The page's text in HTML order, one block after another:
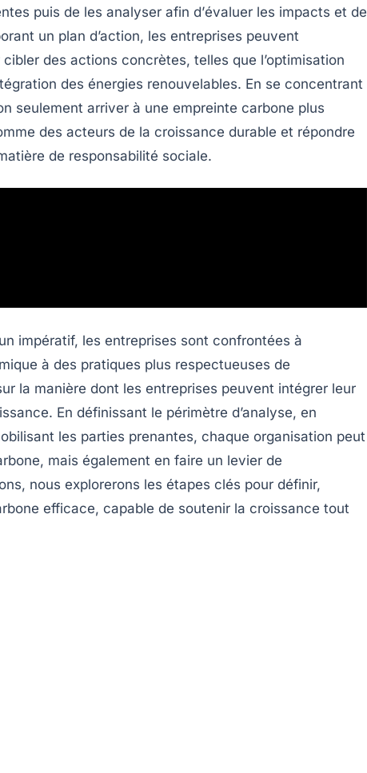
puis de les analyser afin d’évaluer les impacts et de
un plan d’action, les entreprises peuvent
des actions concrètes, telles que l’optimisation
des énergies renouvelables. En se concentrant
seulement arriver à une empreinte carbone plus
des acteurs de la croissance durable et répondre
de responsabilité sociale.
impératif, les entreprises sont confrontées à
à des pratiques plus respectueuses de
la manière dont les entreprises peuvent intégrer leur
En définissant le périmètre d’analyse, en
les parties prenantes, chaque organisation peut
mais également en faire un levier de
nous explorerons les étapes clés pour définir,
efficace, capable de soutenir la croissance tout